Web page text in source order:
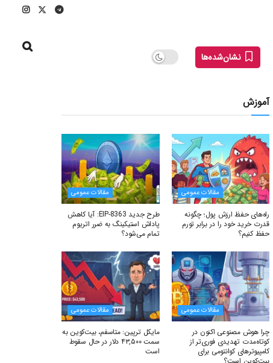
نشان‌شده‌ها
آموزش
مقالات عمومی
راه‌های حفظ ارزش پول؛ چگونه
قدرت خرید خود را در برابر تورم
حفظ کنیم؟
مقالات عمومی
طرح جدید EIP-8363: آیا کاهش
پاداش استیکینگ به ضرر اتریوم
تمام می‌شود؟
مقالات عمومی
چرا هوش مصنوعی اکنون در
کوتاه‌مدت تهدیدی فوری‌تر از
کامپیوترهای کوانتومی برای
مقالات عمومی
مایکل ترپین: متاسفم، بیت‌کوین به
سمت ۴۳,۵۰۰ دلار در حال سقوط
است